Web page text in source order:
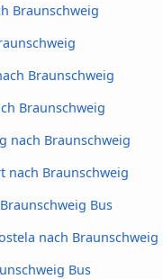
Braunschweig
Braunschweig
Braunschweig
nach Braunschweig
nach Braunschweig
Bus
nach Braunschweig
Bus